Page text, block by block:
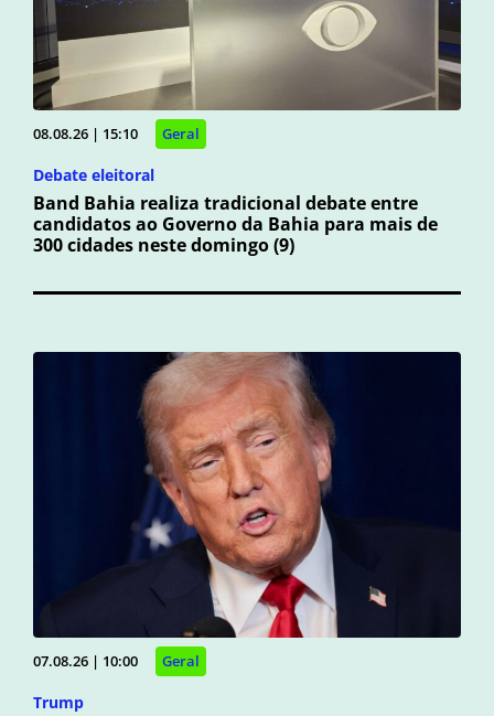
08.08.26 | 15:10 Geral
Debate eleitoral
Band Bahia realiza tradicional debate entre
candidatos ao Governo da Bahia para mais de
300 cidades neste domingo (9)
07.08.26 | 10:00 Geral
Trump